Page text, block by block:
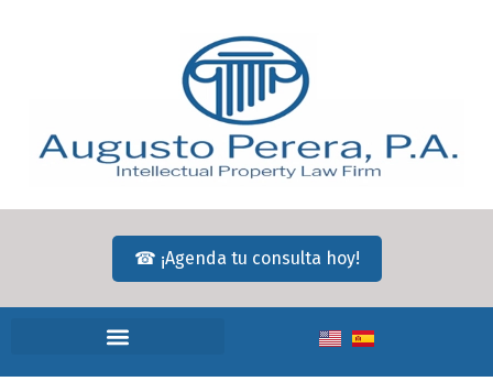
☎ ¡Agenda tu consulta hoy!